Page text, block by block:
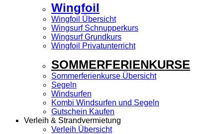
Wingfoil
Wingfoil Übersicht
Wingsurf Schnupperkurs
Wingsurf Grundkurs
Wingfoil Privatunterricht
SOMMERFERIENKURSE
Sommerferienkurse Übersicht
Segeln
Windsurfen
Kombi Windsurfen und Segeln
Gutschein Kaufen
Verleih & Strandvermietung
Verleih Übersicht